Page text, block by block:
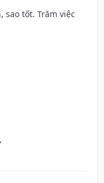
sao tốt. Trăm việc